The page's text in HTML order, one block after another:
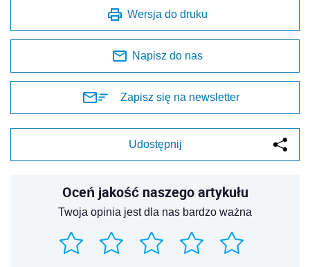
Wersja do druku
Napisz do nas
Zapisz się na newsletter
Udostępnij
Oceń jakość naszego artykułu
Twoja opinia jest dla nas bardzo ważna